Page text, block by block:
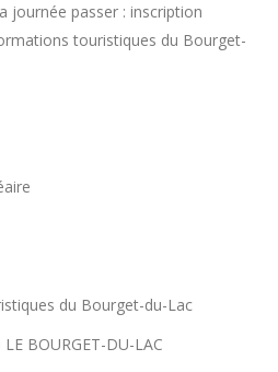
journée passer : inscription
touristiques du Bourget-
du Bourget-du-Lac
BOURGET-DU-LAC